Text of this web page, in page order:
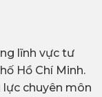
lĩnh vực tư
Hồ Chí Minh.
lực chuyên môn